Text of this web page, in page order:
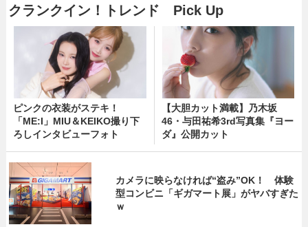
クランクイン！トレンド Pick Up
ピンクの衣装がステキ！
「ME:I」MIU＆KEIKO撮り下
ろしインタビューフォト
【大胆カット満載】乃木坂
46・与田祐希3rd写真集『ヨー
ダ』公開カット
カメラに映らなければ“盗み”OK！ 体験
型コンビニ「ギガマート展」がヤバすぎた
ｗ